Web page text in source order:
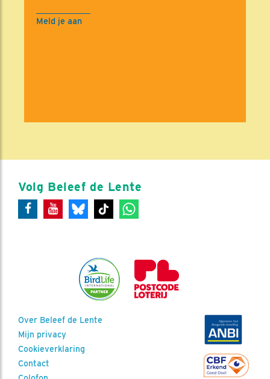
Meld je aan
Volg Beleef de Lente
Over Beleef de Lente
Mijn privacy
Cookieverklaring
Contact